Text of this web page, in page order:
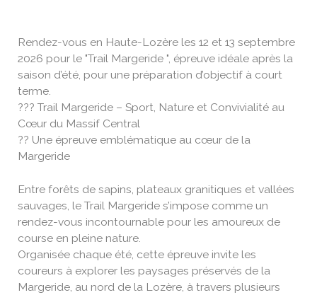
Rendez-vous en Haute-Lozère les 12 et 13 septembre
2026 pour le "Trail Margeride ", épreuve idéale après la
saison d’été, pour une préparation d’objectif à court
terme.
??? Trail Margeride – Sport, Nature et Convivialité au
Cœur du Massif Central
?? Une épreuve emblématique au cœur de la
Margeride
Entre forêts de sapins, plateaux granitiques et vallées
sauvages, le Trail Margeride s’impose comme un
rendez-vous incontournable pour les amoureux de
course en pleine nature.
Organisée chaque été, cette épreuve invite les
coureurs à explorer les paysages préservés de la
Margeride, au nord de la Lozère, à travers plusieurs